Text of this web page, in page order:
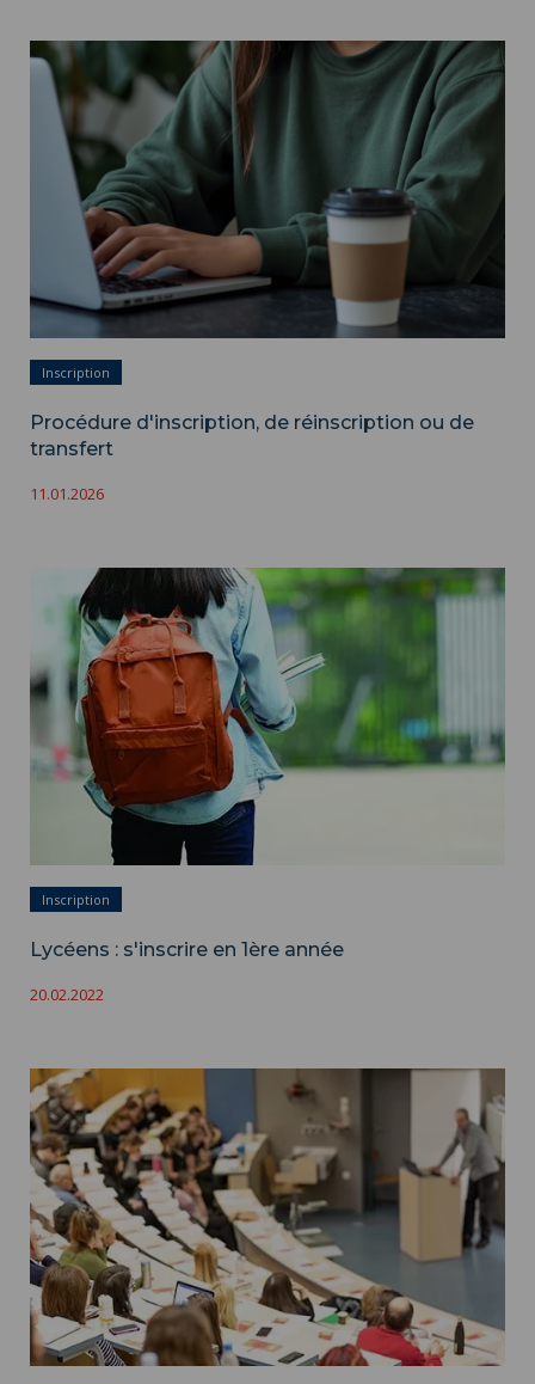
Procédure d'inscription, de réinscription ou de transfert ">
Inscription
Procédure d'inscription, de réinscription ou de
transfert
11.01.2026
Lycéens : s'inscrire en 1ère année ">
Inscription
Lycéens : s'inscrire en 1ère année
20.02.2022
Droits d’inscription ">